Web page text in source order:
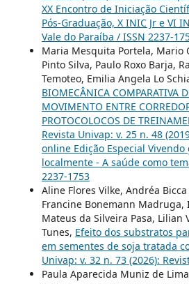
XX Encontro de Iniciação
Pós-Graduação, X INIC Jr e VI
Vale do Paraíba / ISSN 2237-
Maria Mesquita Portela, Mario
Pinto Silva, Paulo Roxo Barja,
Temoteo, Emilia Angela Lo
BIOMECÂNICA COMPARATIVA
MOVIMENTO ENTRE
PROTOCOLOCOS DE
Revista Univap: v. 25 n. 48
online Edição Especial
localmente - A saúde como
2237-1753
Aline Flores Vilke, Andréa
Francine Bonemann Madruga,
Mateus da Silveira Pasa, Lilian
Tunes, Efeito dos substratos
em sementes de soja tratada
Univap: v. 32 n. 73 (2026):
Paula Aparecida Muniz de